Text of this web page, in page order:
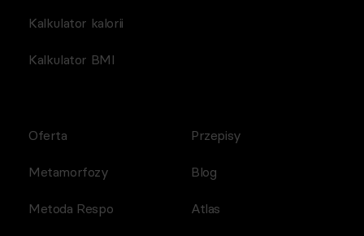
Kalkulator kalorii
Kalkulator BMI
Oferta
Metamorfozy
Metoda Respo
Przepisy
Blog
Atlas